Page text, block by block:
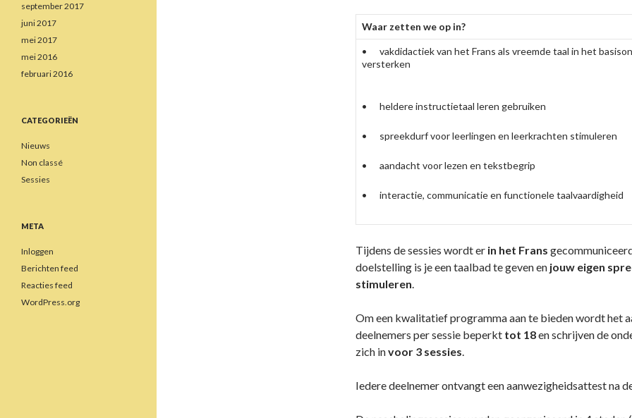
Waar zetten we op in?
• vakdidactiek van het Frans als vreemde taal in het
versterken
• heldere instructietaal leren gebruiken
• spreekdurf voor leerlingen en leerkrachten stimuleren
• aandacht voor lezen en tekstbegrip
• interactie, communicatie en functionele taalvaardigheid
Tijdens de sessies wordt er in het Frans
doelstelling is je een taalbad te geven en jouw eigen
stimuleren.
Om een kwalitatief programma aan te bieden wordt het
deelnemers per sessie beperkt tot 18en schrijven de
zich invoor 3 sessies.
Iedere deelnemer ontvangt een aanwezigheidsattest na
september 2017
juni 2017
mei 2017
mei 2016
februari 2016
CATEGORIEËN
Nieuws
Non classé
Sessies
META
Inloggen
Berichten feed
Reacties feed
WordPress.org